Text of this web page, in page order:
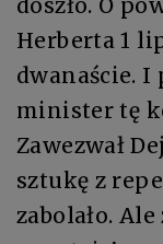
doszło. O
Herberta 1
dwanaście. I
minister tę
Zawezwał
sztukę z
zabolało.